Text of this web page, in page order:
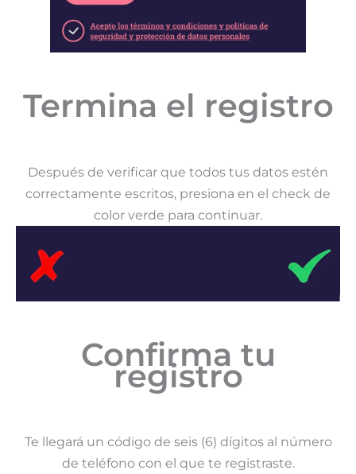
Termina el registro
Después de verificar que todos tus datos estén
correctamente escritos, presiona en el check de
color verde para continuar.
Confirma tu
registro
Te llegará un código de seis (6) dígitos al número
de teléfono con el que te registraste.